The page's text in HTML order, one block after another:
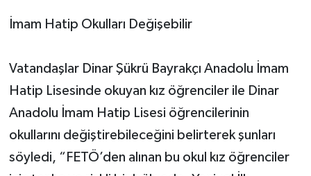
İmam Hatip Okulları Değişebilir
Vatandaşlar Dinar Şükrü Bayrakçı Anadolu İmam
Hatip Lisesinde okuyan kız öğrenciler ile Dinar
Anadolu İmam Hatip Lisesi öğrencilerinin
okullarını değiştirebileceğini belirterek şunları
söyledi, “FETÖ’den alınan bu okul kız öğrenciler